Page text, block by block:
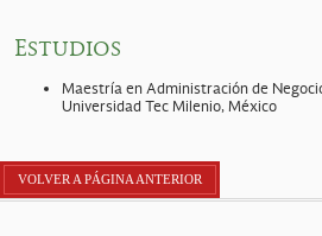
Estudios
Maestría en Administración de
Universidad Tec Milenio, México
VOLVER A PÁGINA ANTERIOR